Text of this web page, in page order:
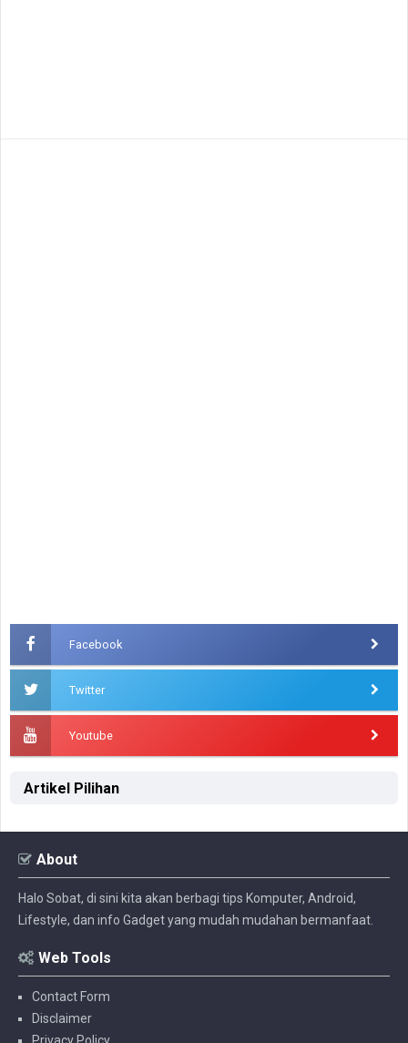
Facebook
Twitter
Youtube
Artikel Pilihan
About
Halo Sobat, di sini kita akan berbagi tips Komputer, Android,
Lifestyle, dan info Gadget yang mudah mudahan bermanfaat.
Web Tools
Contact Form
Disclaimer